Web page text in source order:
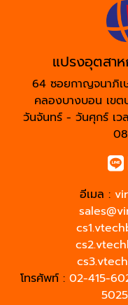
แปรงอุตสา
64 ซอยกาญจนาภิ
คลองบางบอน เขต
วันจันทร์ - วันศุกร์ เว
อีเมล :
โทรศัพท์ : 02-415-
5025